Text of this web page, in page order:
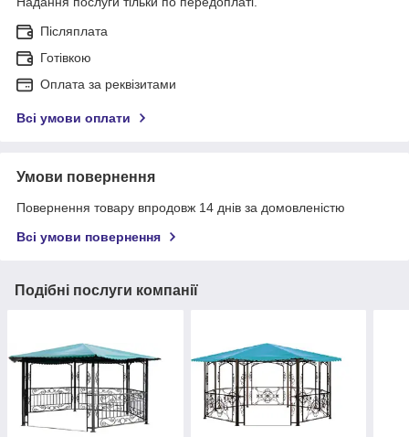
Післяплата
Готівкою
Оплата за реквізитами
Всі умови оплати
Умови повернення
Повернення товару впродовж 14 днів за домовленістю
Всі умови повернення
Подібні послуги компанії